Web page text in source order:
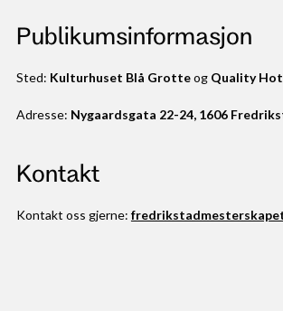
Publikumsinformasjon
Sted: Kulturhuset Blå Grotteog Quality
Adresse: Nygaardsgata 22-24, 1606
Kontakt
Kontakt oss gjerne: